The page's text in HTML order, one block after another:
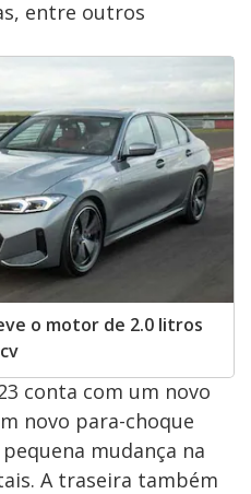
entre outros
o motor de 2.0 litros
conta com um novo
novo para-choque
mudança na
A traseira também